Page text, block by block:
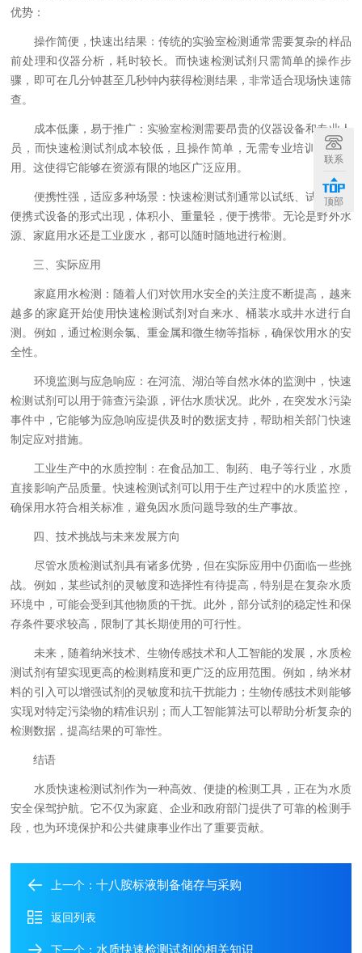
优势：
操作简便，快速出结果：传统的实验室检测通常需要复杂的样品
前处理和仪器分析，耗时较长。而快速检测试剂只需简单的操作步
骤，即可在几分钟甚至几秒钟内获得检测结果，非常适合现场快速筛
查。
成本低廉，易于推广：实验室检测需要昂贵的仪器设备和专业人
员，而快速检测试剂成本较低，且操作简单，无需专业培训即可使
用。这使得它能够在资源有限的地区广泛应用。
便携性强，适应多种场景：快速检测试剂通常以试纸、试剂盒或
便携式设备的形式出现，体积小、重量轻，便于携带。无论是野外水
源、家庭用水还是工业废水，都可以随时随地进行检测。
三、实际应用
家庭用水检测：随着人们对饮用水安全的关注度不断提高，越来
越多的家庭开始使用快速检测试剂对自来水、桶装水或井水进行自
测。例如，通过检测余氯、重金属和微生物等指标，确保饮用水的安
全性。
环境监测与应急响应：在河流、湖泊等自然水体的监测中，快速
检测试剂可以用于筛查污染源，评估水质状况。此外，在突发水污染
事件中，它能够为应急响应提供及时的数据支持，帮助相关部门快速
制定应对措施。
工业生产中的水质控制：在食品加工、制药、电子等行业，水质
直接影响产品质量。快速检测试剂可以用于生产过程中的水质监控，
确保用水符合相关标准，避免因水质问题导致的生产事故。
四、技术挑战与未来发展方向
尽管水质检测试剂具有诸多优势，但在实际应用中仍面临一些挑
战。例如，某些试剂的灵敏度和选择性有待提高，特别是在复杂水质
环境中，可能会受到其他物质的干扰。此外，部分试剂的稳定性和保
存条件要求较高，限制了其长期使用的可行性。
未来，随着纳米技术、生物传感技术和人工智能的发展，水质检
测试剂有望实现更高的检测精度和更广泛的应用范围。例如，纳米材
料的引入可以增强试剂的灵敏度和抗干扰能力；生物传感技术则能够
实现对特定污染物的精准识别；而人工智能算法可以帮助分析复杂的
检测数据，提高结果的可靠性。
结语
水质快速检测试剂作为一种高效、便捷的检测工具，正在为水质
安全保驾护航。它不仅为家庭、企业和政府部门提供了可靠的检测手
段，也为环境保护和公共健康事业作出了重要贡献。
上一个：十八胺标液制备储存与采购
返回列表
下一个： 水质快速检测试剂的相关知识
联系
顶部